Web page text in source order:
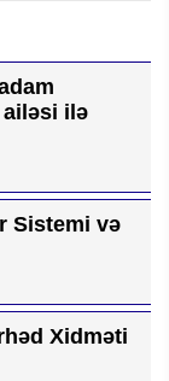
ailəsi ilə
Sistemi və
Xidməti